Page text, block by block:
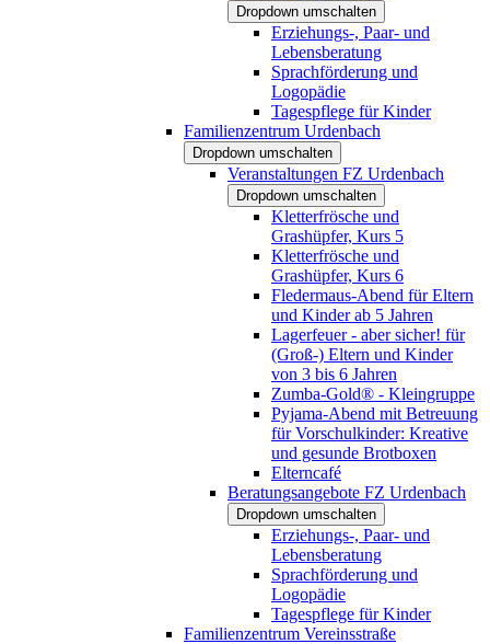
Dropdown umschalten
Erziehungs-, Paar- und
Lebensberatung
Sprachförderung und
Logopädie
Tagespflege für Kinder
Familienzentrum Urdenbach
Dropdown umschalten
Veranstaltungen FZ Urdenbach
Dropdown umschalten
Kletterfrösche und
Grashüpfer, Kurs 5
Kletterfrösche und
Grashüpfer, Kurs 6
Fledermaus-Abend für Eltern
und Kinder ab 5 Jahren
Lagerfeuer - aber sicher! für
(Groß-) Eltern und Kinder
von 3 bis 6 Jahren
Zumba-Gold® - Kleingruppe
Pyjama-Abend mit Betreuung
für Vorschulkinder: Kreative
und gesunde Brotboxen
Elterncafé
Beratungsangebote FZ Urdenbach
Dropdown umschalten
Erziehungs-, Paar- und
Lebensberatung
Sprachförderung und
Logopädie
Tagespflege für Kinder
Familienzentrum Vereinsstraße